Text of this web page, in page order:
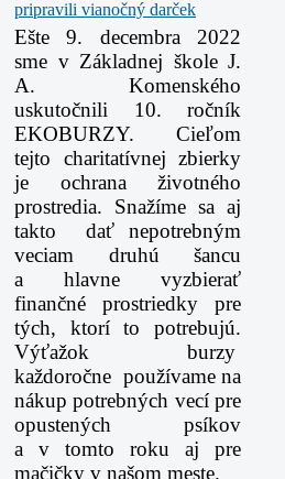
Ešte 9. decembra 2022
sme v Základnej škole J.
A. Komenského
uskutočnili 10. ročník
EKOBURZY. Cieľom
tejto charitatívnej zbierky
je ochrana životného
prostredia. Snažíme sa aj
takto dať nepotrebným
veciam druhú šancu
a hlavne vyzbierať
finančné prostriedky pre
tých, ktorí to potrebujú.
Výťažok burzy
každoročne používame na
nákup potrebných vecí pre
opustených psíkov
a v tomto roku aj pre
mačičky v našom meste.